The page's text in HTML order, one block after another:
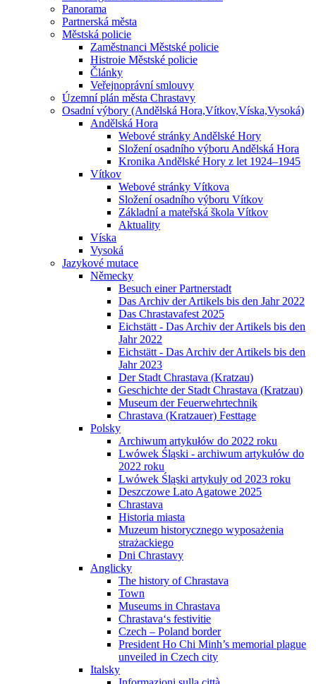
Panorama
Partnerská města
Městská policie
Zaměstnanci Městské policie
Histroie Městské policie
Články
Veřejnoprávní smlouvy
Územní plán města Chrastavy
Osadní výbory (Andělská Hora,Vítkov,Víska,Vysoká)
Andělská Hora
Webové stránky Andělské Hory
Složení osadního výboru Andělská Hora
Kronika Andělské Hory z let 1924–1945
Vítkov
Webové stránky Vítkova
Složení osadního výboru Vítkov
Základní a mateřská škola Vítkov
Aktuality
Víska
Vysoká
Jazykové mutace
Německy
Besuch einer Partnerstadt
Das Archiv der Artikels bis den Jahr 2022
Das Chrastavafest 2025
Eichstätt - Das Archiv der Artikels bis den
Jahr 2022
Eichstätt - Das Archiv der Artikels bis den
Jahr 2023
Der Stadt Chrastava (Kratzau)
Geschichte der Stadt Chrastava (Kratzau)
Museum der Feuerwehrtechnik
Chrastava (Kratzauer) Festtage
Polsky
Archiwum artykułów do 2022 roku
Lwówek Śląski - archiwum artykułów do
2022 roku
Lwówek Śląski artykuły od 2023 roku
Deszczowe Lato Agatowe 2025
Chrastava
Historia miasta
Muzeum historycznego wyposażenia
strażackiego
Dni Chrastavy
Anglicky
The history of Chrastava
Town
Museums in Chrastava
Chrastava‘s festivitie
Czech – Poland border
President Ho Chi Minh’s memorial plague
unveiled in Czech city
Italsky